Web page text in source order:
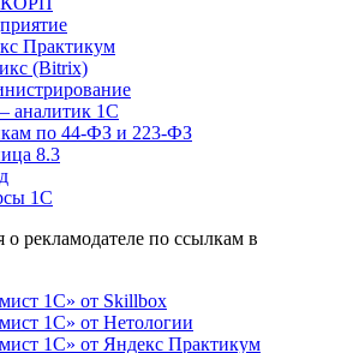
Практикум
(Bitrix)
аналитик 1С
по 44‑ФЗ и 223‑ФЗ
8.3
1С
рекламодателе по ссылкам в
1С» от Skillbox
1С» от Нетологии
1С» от Яндекс Практикум